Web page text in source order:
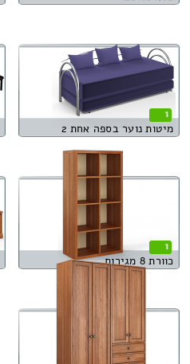
1
מיטות נוער בספה אחת 2
1
כוורת 8 מגירות